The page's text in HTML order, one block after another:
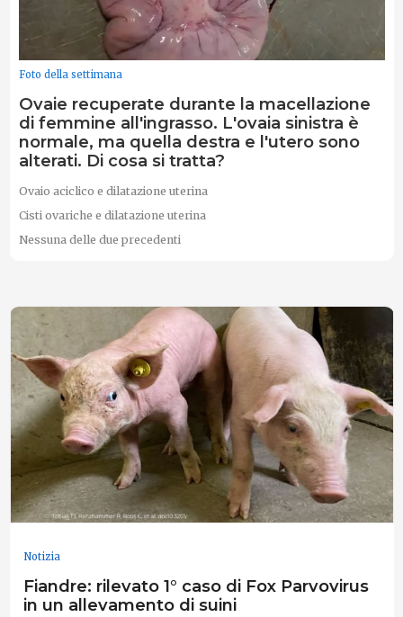
Foto della settimana
Ovaie recuperate durante la macellazione
di femmine all'ingrasso. L'ovaia sinistra è
normale, ma quella destra e l'utero sono
alterati. Di cosa si tratta?
Ovaio aciclico e dilatazione uterina
Cisti ovariche e dilatazione uterina
Nessuna delle due precedenti
Notizia
Fiandre: rilevato 1° caso di Fox Parvovirus
in un allevamento di suini